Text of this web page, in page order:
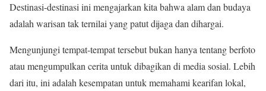
Destinasi-destinasi ini mengajarkan kita bahwa alam dan budaya
adalah warisan tak ternilai yang patut dijaga dan dihargai.
Mengunjungi tempat-tempat tersebut bukan hanya tentang berfoto
atau mengumpulkan cerita untuk dibagikan di media sosial. Lebih
dari itu, ini adalah kesempatan untuk memahami kearifan lokal,